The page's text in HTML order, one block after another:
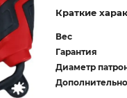
Краткие
Вес
Гарантия
Диаметр
Дополнительно